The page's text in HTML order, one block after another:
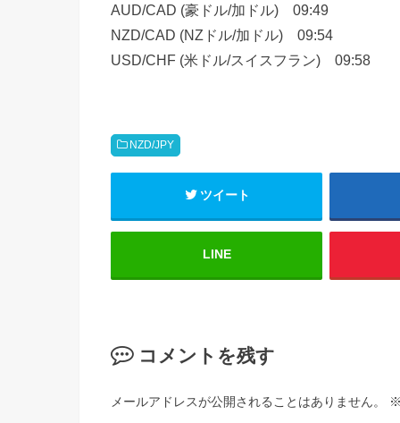
AUD/CAD (豪ドル/加ドル) 09:49
NZD/CAD (NZドル/加ドル) 09:54
USD/CHF (米ドル/スイスフラン) 09:58
NZD/JPY
ツイート
LINE
コメントを残す
メールアドレスが公開されることはありません。